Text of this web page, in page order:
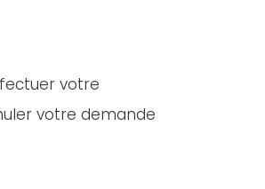
votre
votre demande